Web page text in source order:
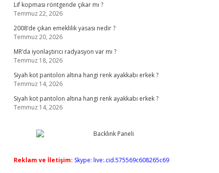
Lif kopması röntgende çıkar mı ?
Temmuz 22, 2026
2008’de çıkan emeklilik yasası nedir ?
Temmuz 20, 2026
MR’da iyonlaştırıcı radyasyon var mı ?
Temmuz 18, 2026
Siyah kot pantolon altına hangi renk ayakkabı erkek ?
Temmuz 14, 2026
Siyah kot pantolon altına hangi renk ayakkabı erkek ?
Temmuz 14, 2026
Reklam ve İletişim: Skype: live:.cid.575569c608265c69